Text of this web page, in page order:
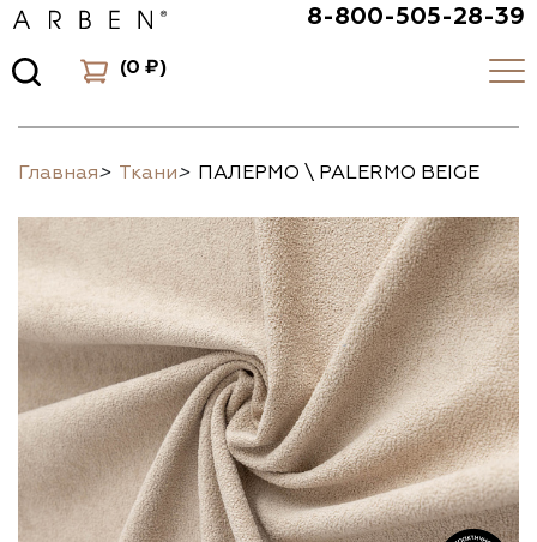
8-800-505-28-39
(0 ₽)
Главная> Ткани> ПАЛЕРМО \ PALERMO BEIGE